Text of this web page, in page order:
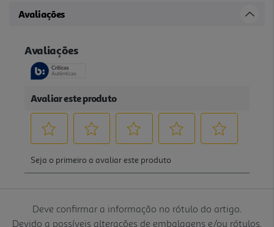
Avaliações
Deve confirmar a informação no rótulo do artigo.
Devido a possíveis alterações de embalagens e/ou rótulos,